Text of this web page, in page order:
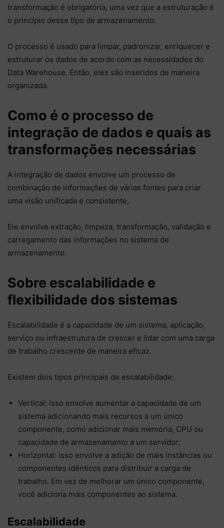
transformação é obrigatória, uma vez que a estruturação é
o princípio desse tipo de armazenamento.
O processo é usado para limpar, padronizar, enriquecer e
estruturar os dados de acordo com as necessidades do
Data Warehouse. Então, eles são inseridos de maneira
organizada.
Como é o processo de
integração de dados e quais as
transformações necessárias
A integração de dados envolve um processo de
combinação de informações de várias fontes para criar
uma visão unificada e consistente,
Ele envolve extração, limpeza, transformação, validação e
carregamento das informações no sistema de
armazenamento.
Sobre escalabilidade e
flexibilidade dos sistemas
Escalabilidade é a capacidade de um sistema, aplicação,
serviço ou infraestrutura de crescer e lidar com uma carga
de trabalho crescente de maneira eficaz.
Existem dois tipos principais de escalabilidade:
Vertical: isso envolve aumentar a capacidade de um
sistema adicionando mais recursos a um único
componente, como adicionar mais memória, CPU ou
capacidade de armazenamento a um servidor;
Horizontal: isso envolve a adição de mais instâncias ou
componentes idênticos para distribuir a carga de
trabalho. Em vez de melhorar um único componente,
você adiciona mais componentes ao sistema.
Escalabilidade